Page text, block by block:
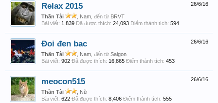
26/6/16
Relax 2015
Thần Tài , Nam, đến từ BRVT
Bài viết: 1,839 Đã được thích: 24,093 Điểm thành tích: 594
26/6/16
Đoi đen bac
Thần Tài , Nam, đến từ Saigon
Bài viết: 902 Đã được thích: 16,865 Điểm thành tích: 453
26/6/16
meocon515
Thần Tài
, Nữ
Bài viết: 622 Đã được thích: 8,406 Điểm thành tích: 555